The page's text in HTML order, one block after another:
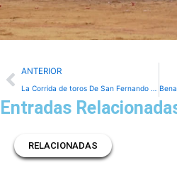
Prev
ANTERIOR
La Corrida de toros De San Fernando en imágenes
Entradas
RELACIONADAS